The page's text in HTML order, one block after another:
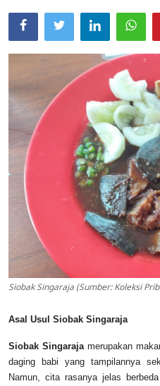
Usadha
Indonesia
Siobak Singaraja (Sumber: Koleksi
Asal Usul Siobak Singaraja
Siobak Singarajamerupakan
daging babi yang tampilannya
Namun, cita rasanya jelas